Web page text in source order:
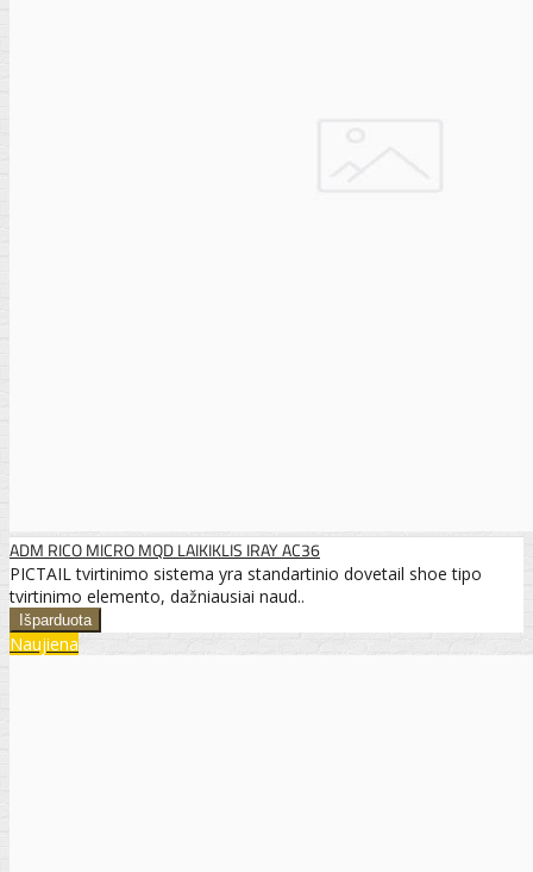
ADM RICO MICRO MQD LAIKIKLIS IRAY AC36
PICTAIL tvirtinimo sistema yra standartinio dovetail shoe tipo
tvirtinimo elemento, dažniausiai naud..
Naujiena